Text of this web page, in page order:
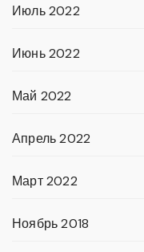
Июль 2022
Июнь 2022
Май 2022
Апрель 2022
Март 2022
Ноябрь 2018